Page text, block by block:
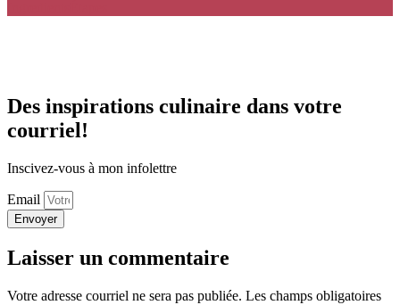
Des inspirations culinaire dans votre
courriel!
Inscivez-vous à mon infolettre
Email
Envoyer
Laisser un commentaire
Votre adresse courriel ne sera pas publiée. Les champs obligatoires